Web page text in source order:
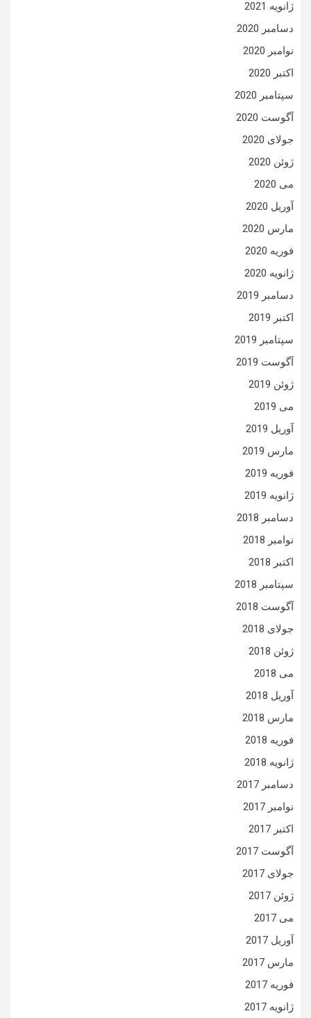
ژانویه 2021
دسامبر 2020
نوامبر 2020
اکتبر 2020
سپتامبر 2020
آگوست 2020
جولای 2020
ژوئن 2020
می 2020
آوریل 2020
مارس 2020
فوریه 2020
ژانویه 2020
دسامبر 2019
اکتبر 2019
سپتامبر 2019
آگوست 2019
ژوئن 2019
می 2019
آوریل 2019
مارس 2019
فوریه 2019
ژانویه 2019
دسامبر 2018
نوامبر 2018
اکتبر 2018
سپتامبر 2018
آگوست 2018
جولای 2018
ژوئن 2018
می 2018
آوریل 2018
مارس 2018
فوریه 2018
ژانویه 2018
دسامبر 2017
نوامبر 2017
اکتبر 2017
آگوست 2017
جولای 2017
ژوئن 2017
می 2017
آوریل 2017
مارس 2017
فوریه 2017
ژانویه 2017